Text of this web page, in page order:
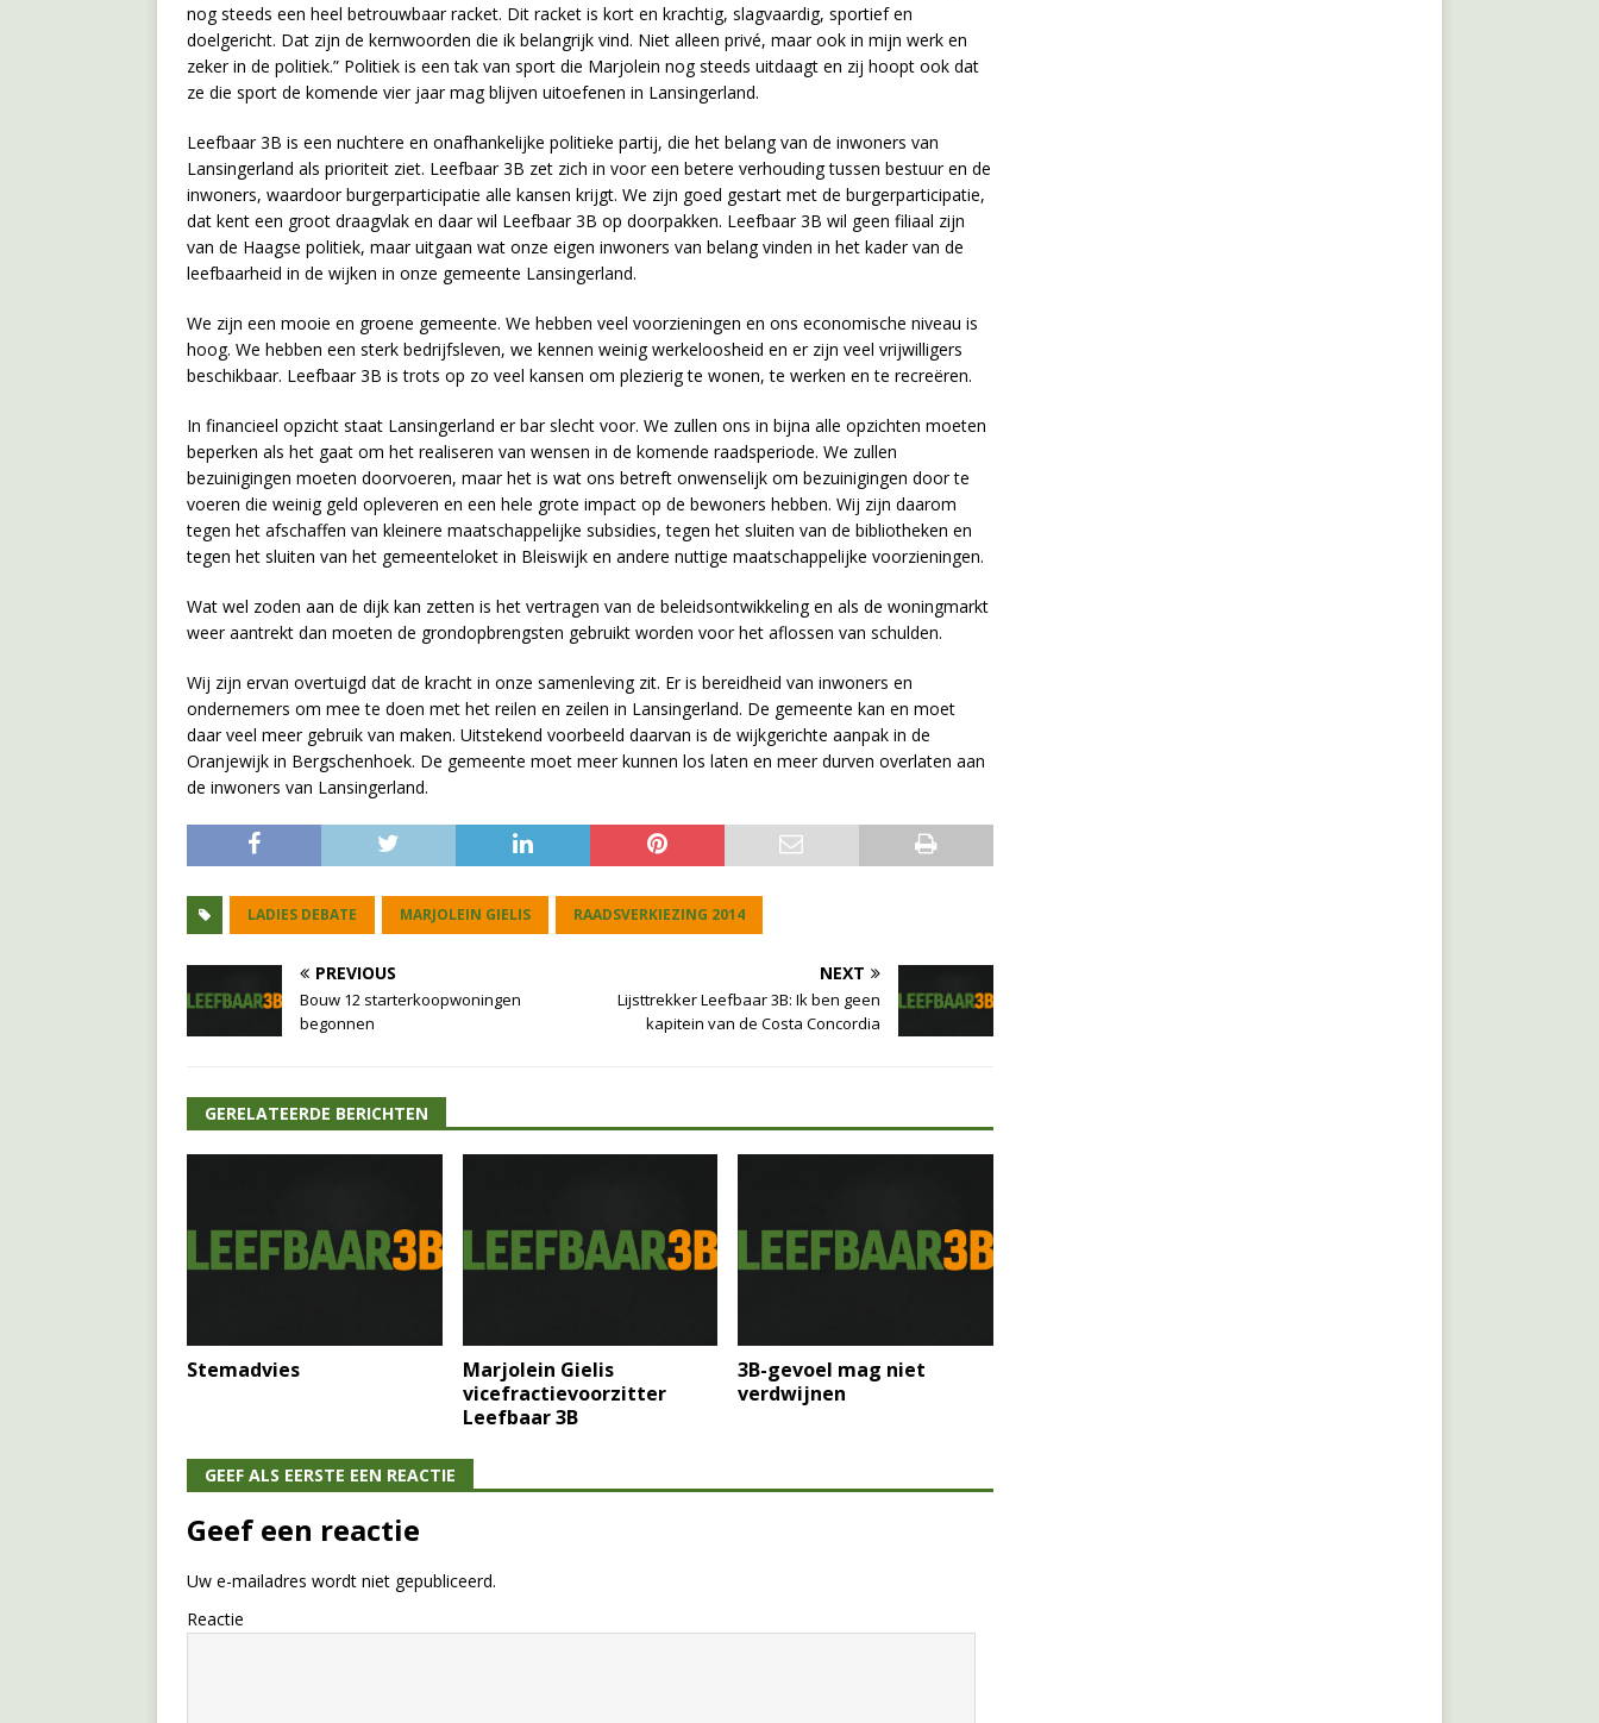
nog steeds een heel betrouwbaar racket. Dit racket is kort en krachtig, slagvaardig, sportief en
doelgericht. Dat zijn de kernwoorden die ik belangrijk vind. Niet alleen privé, maar ook in mijn werk en
zeker in de politiek.” Politiek is een tak van sport die Marjolein nog steeds uitdaagt en zij hoopt ook dat
ze die sport de komende vier jaar mag blijven uitoefenen in Lansingerland.
Leefbaar 3B is een nuchtere en onafhankelijke politieke partij, die het belang van de inwoners van
Lansingerland als prioriteit ziet. Leefbaar 3B zet zich in voor een betere verhouding tussen bestuur en de
inwoners, waardoor burgerparticipatie alle kansen krijgt. We zijn goed gestart met de burgerparticipatie,
dat kent een groot draagvlak en daar wil Leefbaar 3B op doorpakken. Leefbaar 3B wil geen filiaal zijn
van de Haagse politiek, maar uitgaan wat onze eigen inwoners van belang vinden in het kader van de
leefbaarheid in de wijken in onze gemeente Lansingerland.
We zijn een mooie en groene gemeente. We hebben veel voorzieningen en ons economische niveau is
hoog. We hebben een sterk bedrijfsleven, we kennen weinig werkeloosheid en er zijn veel vrijwilligers
beschikbaar. Leefbaar 3B is trots op zo veel kansen om plezierig te wonen, te werken en te recreëren.
In financieel opzicht staat Lansingerland er bar slecht voor. We zullen ons in bijna alle opzichten moeten
beperken als het gaat om het realiseren van wensen in de komende raadsperiode. We zullen
bezuinigingen moeten doorvoeren, maar het is wat ons betreft onwenselijk om bezuinigingen door te
voeren die weinig geld opleveren en een hele grote impact op de bewoners hebben. Wij zijn daarom
tegen het afschaffen van kleinere maatschappelijke subsidies, tegen het sluiten van de bibliotheken en
tegen het sluiten van het gemeenteloket in Bleiswijk en andere nuttige maatschappelijke voorzieningen.
Wat wel zoden aan de dijk kan zetten is het vertragen van de beleidsontwikkeling en als de woningmarkt
weer aantrekt dan moeten de grondopbrengsten gebruikt worden voor het aflossen van schulden.
Wij zijn ervan overtuigd dat de kracht in onze samenleving zit. Er is bereidheid van inwoners en
ondernemers om mee te doen met het reilen en zeilen in Lansingerland. De gemeente kan en moet
daar veel meer gebruik van maken. Uitstekend voorbeeld daarvan is de wijkgerichte aanpak in de
Oranjewijk in Bergschenhoek. De gemeente moet meer kunnen los laten en meer durven overlaten aan
de inwoners van Lansingerland.
LADIES DEBATE MARJOLEIN GIELIS RAADSVERKIEZING 2014
PREVIOUS
Bouw 12 starterkoopwoningen
begonnen
NEXT
Lijsttrekker Leefbaar 3B: Ik ben geen
kapitein van de Costa Concordia
GERELATEERDE BERICHTEN
Stemadvies
Marjolein Gielis
vicefractievoorzitter
Leefbaar 3B
3B-gevoel mag niet
verdwijnen
GEEF ALS EERSTE EEN REACTIE
Geef een reactie
Uw e-mailadres wordt niet gepubliceerd.
Reactie